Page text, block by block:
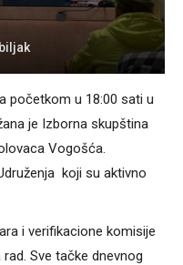
početkom u 18:00 sati u
je Izborna skupština
Vogošća.
koji su aktivno
i verifikacione komisije
Sve tačke dnevnog